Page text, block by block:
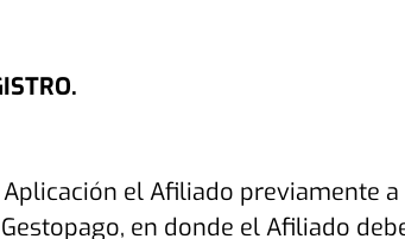
Aplicación el Afiliado previamente
en donde el Afiliado